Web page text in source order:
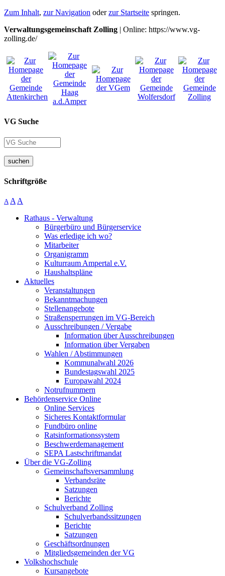
Zum Inhalt, zur Navigation oderzur Startseite springen.
Verwaltungsgemeinschaft Zolling | Online: https://www.vg-
zolling.de/
VG Suche
suchen
Schriftgröße
A A A
Rathaus - Verwaltung
Bürgerbüro und Bürgerservice
Was erledige ich wo?
Mitarbeiter
Organigramm
Kulturraum Ampertal e.V.
Haushaltspläne
Aktuelles
Veranstaltungen
Bekanntmachungen
Stellenangebote
Straßensperrungen im VG-Bereich
Ausschreibungen / Vergabe
Information über Ausschreibungen
Information über Vergaben
Wahlen / Abstimmungen
Kommunalwahl 2026
Bundestagswahl 2025
Europawahl 2024
Notrufnummern
Behördenservice Online
Online Services
Sicheres Kontaktformular
Fundbüro online
Ratsinformationssystem
Beschwerdemanagement
SEPA Lastschriftmandat
Über die VG-Zolling
Gemeinschaftsversammlung
Verbandsräte
Satzungen
Berichte
Schulverband Zolling
Schulverbandssitzungen
Berichte
Satzungen
Geschäftsordnungen
Mitgliedsgemeinden der VG
Volkshochschule
Kursangebote